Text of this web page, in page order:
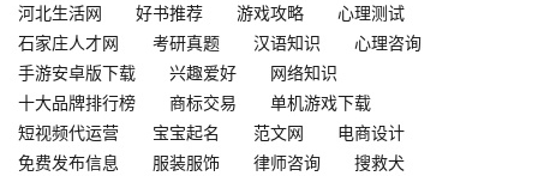
河北生活网
好书推荐 游戏攻略
心理测试
石家庄人才网
考研真题 汉语知识
心理咨询
手游安卓版下载
兴趣爱好
网络知识
十大品牌排行榜
商标交易
单机游戏下载
短视频代运营
宝宝起名 范文网
电商设计
免费发布信息
服装服饰 律师咨询
搜救犬